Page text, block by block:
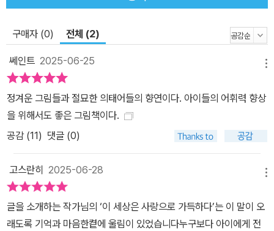
구매자 (0) 전체 (2)
쎄인트 2025-06-25
정겨운 그림들과 절묘한 의태어들의 향연이다. 아이들의 어휘력 향상
을 위해서도 좋은 그림책이다.
공감 (11) 댓글 (0)
고스란히 2025-06-28
글을 소개하는 작가님의 ‘이 세상은 사랑으로 가득하다’는 이 말이 오
래도록 기억과 마음한켵에 울림이 있었습니다누구보다 아이에게 전